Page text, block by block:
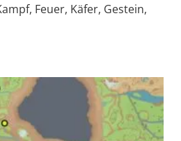
Feuer, Käfer, Gestein,